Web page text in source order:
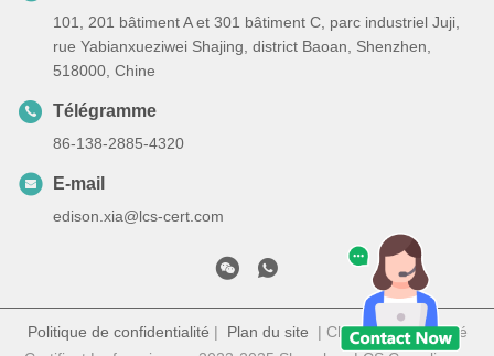
101, 201 bâtiment A et 301 bâtiment C, parc industriel Juji,
rue Yabianxueziwei Shajing, district Baoan, Shenzhen,
518000, Chine
Télégramme
86-138-2885-4320
E-mail
edison.xia@lcs-cert.com
Politique de confidentialité | Plan du site | Chine Bonne qualité